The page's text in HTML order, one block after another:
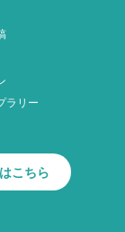
ラリー
こちら